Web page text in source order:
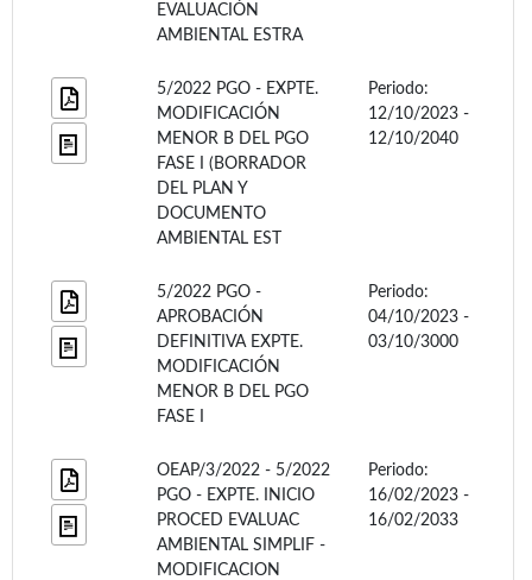
EVALUACIÓN
AMBIENTAL ESTRA
5/2022 PGO - EXPTE.
MODIFICACIÓN
MENOR B DEL PGO
FASE I (BORRADOR
DEL PLAN Y
DOCUMENTO
AMBIENTAL EST
Periodo:
12/10/2023 -
12/10/2040
5/2022 PGO -
APROBACIÓN
DEFINITIVA EXPTE.
MODIFICACIÓN
MENOR B DEL PGO
FASE I
Periodo:
04/10/2023 -
03/10/3000
OEAP/3/2022 - 5/2022
PGO - EXPTE. INICIO
PROCED EVALUAC
AMBIENTAL SIMPLIF -
MODIFICACION
Periodo:
16/02/2023 -
16/02/2033